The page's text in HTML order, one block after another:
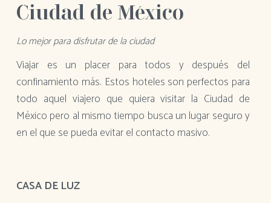
Ciudad de México
Lo mejor para disfrutar de la ciudad
Viajar es un placer para todos y después del
confinamiento más. Estos hoteles son perfectos para
todo aquel viajero que quiera visitar la Ciudad de
México pero al mismo tiempo busca un lugar seguro y
en el que se pueda evitar el contacto masivo.
CASA DE LUZ